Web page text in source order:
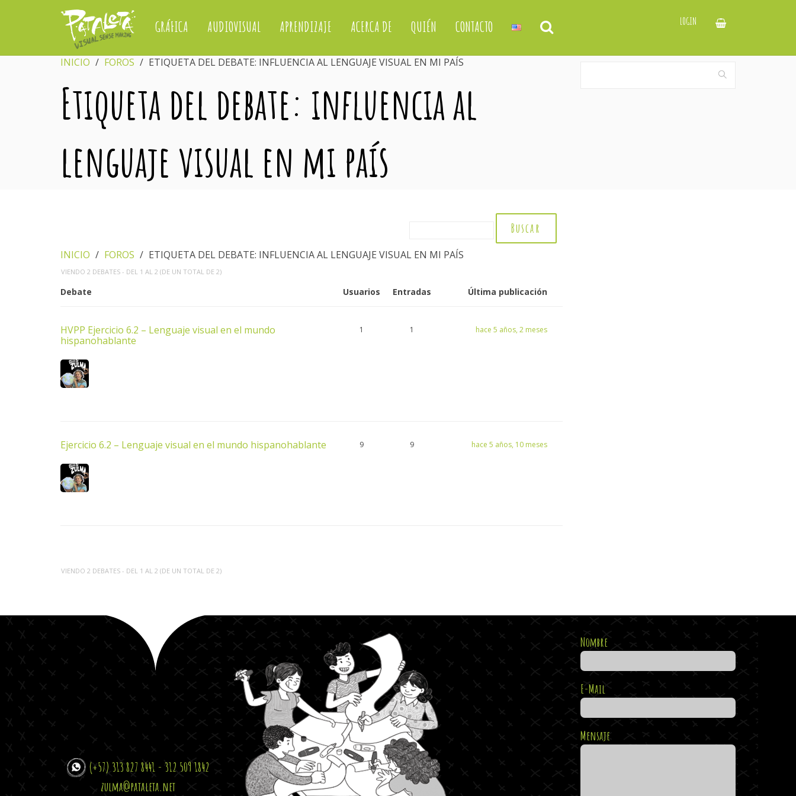
GRÁFICA AUDIOVISUAL APRENDIZAJE ACERCA DE QUIÉN CONTACTO LOGIN
INICIO FOROS ETIQUETA DEL DEBATE: INFLUENCIA AL LENGUAJE VISUAL EN MI PAÍS
Etiqueta del debate: influencia al
lenguaje visual en mi país
INICIO FOROS ETIQUETA DEL DEBATE: INFLUENCIA AL LENGUAJE VISUAL EN MI PAÍS
VIENDO 2 DEBATES - DEL 1 AL 2 (DE UN TOTAL DE 2)
Debate Usuarios Entradas Última publicación
HVPP Ejercicio 6.2 – Lenguaje visual en el mundo
hispanohablante
1 1 hace 5 años, 2 meses
Ejercicio 6.2 – Lenguaje visual en el mundo hispanohablante 9 9 hace 5 años, 10 meses
VIENDO 2 DEBATES - DEL 1 AL 2 (DE UN TOTAL DE 2)
(+57) 313 827 8441 - 312 509 1842
zulma@pataleta.net
Nombre
E-Mail
Mensaje